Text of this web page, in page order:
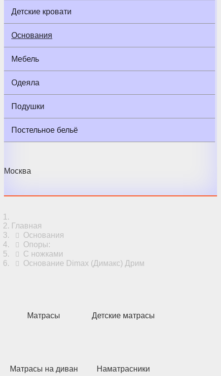
Детские кровати
Основания
Мебель
Одеяла
Подушки
Постельное бельё
Москва
Главная
Основания
Опоры:
С ножками
Основание Dimax (Димакс) Дрим
Матрасы Детские матрасы
Матрасы на диван Наматрасники